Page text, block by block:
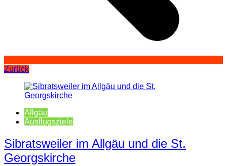
Zurück
Allgäu
Ausflugsziele
Sibratsweiler im Allgäu und die St.
Georgskirche